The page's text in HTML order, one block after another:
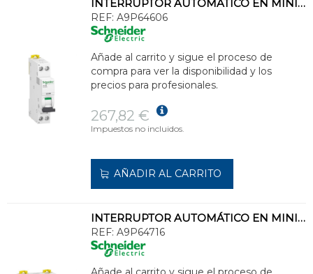
INTERRUPTOR AUTOMÁTICO EN MINIATURA ACTI 9 IC40N 1PN D 6A 6000A/10kA
REF: A9P64606
Añade al carrito y sigue el proceso de
compra para ver la disponibilidad y los
precios para profesionales.
267,82 €
Impuestos no incluidos.
AÑADIR AL CARRITO
INTERRUPTOR AUTOMÁTICO EN MINIATURA ACTI 22 IC40N 3PN D 16A 6000A/10kA
REF: A9P64716